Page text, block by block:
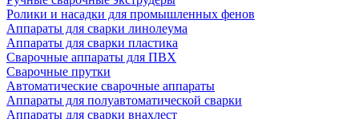
Ролики и насадки для промышленных фенов
Аппараты для сварки линолеума
Аппараты для сварки пластика
Сварочные аппараты для ПВХ
Сварочные прутки
Автоматические сварочные аппараты
Аппараты для полуавтоматической сварки
Аппараты для сварки внахлест